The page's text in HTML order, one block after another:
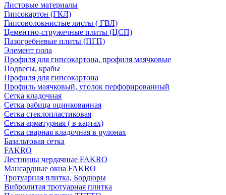
Листовые материалы
Гипсокартон (ГКЛ)
Гипсоволокнистые листы ( ГВЛ)
Цементно-стружечные плиты (ЦСП)
Пазогребневые плиты (ПГП)
Элемент пола
Профиля для гипсокартона, профиля маячковые
Подвесы, крабы
Профиля для гипсокартона
Профиль маячковый, уголок перфорированный
Сетка кладочная
Сетка рабица оцинкованная
Сетка стеклопластиковая
Сетка арматурная ( в картах)
Сетка сварная кладочная в рулонах
Базальтовая сетка
FAKRO
Лестницы чердачные FAKRO
Мансардные окна FAKRO
Тротуарная плитка, Бордюры
Вибролитая тротуарная плитка